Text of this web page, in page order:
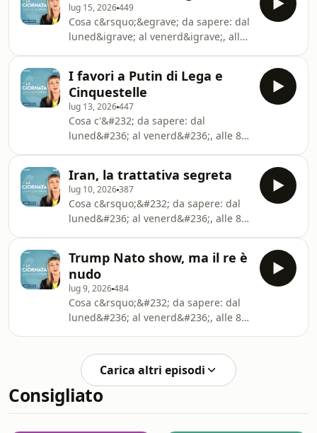
Amazon Music.See
omnystudio.com/listener for privacy
information.
lug 15, 2026449
Cosa c&rsquo;&egrave; da sapere: dal
luned&igrave; al venerd&igrave;, alle
il podcast anche su Spotify, Apple
Podcasts e Amazon Music.See
omnystudio.com/listener for privacy
information.
I favori a Putin di Lega e
Cinquestelle
lug 13, 2026447
Cosa c'&#232; da sapere: dal
luned&#236; al venerd&#236;, alle 8,
anche su Spotify, Apple Podcasts e
Amazon Music.See
omnystudio.com/listener for privacy
information.
Iran, la trattativa segreta
lug 10, 2026387
Cosa c&rsquo;&#232; da sapere: dal
luned&#236; al venerd&#236;, alle 8,
podcast anche su Spotify, Apple
Podcasts e Amazon Music.See
omnystudio.com/listener for privacy
information.
Trump Nato show, ma il re è
nudo
lug 9, 2026484
Cosa c&rsquo;&#232; da sapere: dal
luned&#236; al venerd&#236;, alle 8,
podcast anche su Spotify, Apple
Podcasts e Amazon Music.Â ÂSee
omnystudio.com/listener for privacy
information.
Carica altri episodi
Consigliato